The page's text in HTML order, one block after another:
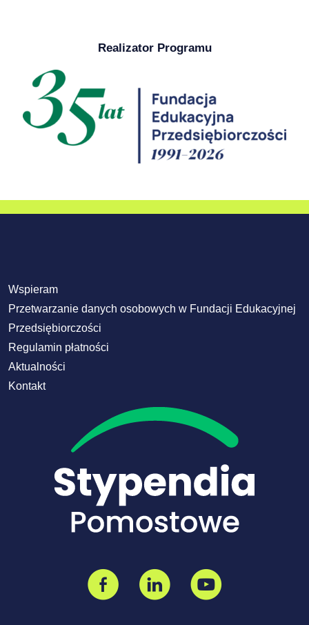
Realizator Programu
Wspieram
Przetwarzanie danych osobowych w Fundacji Edukacyjnej
Przedsiębiorczości
Regulamin płatności
Aktualności
Kontakt